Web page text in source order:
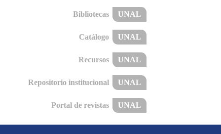
Bibliotecas UNAL
Catálogo UNAL
Recursos UNAL
Repositorio institucional UNAL
Portal de revistas UNAL